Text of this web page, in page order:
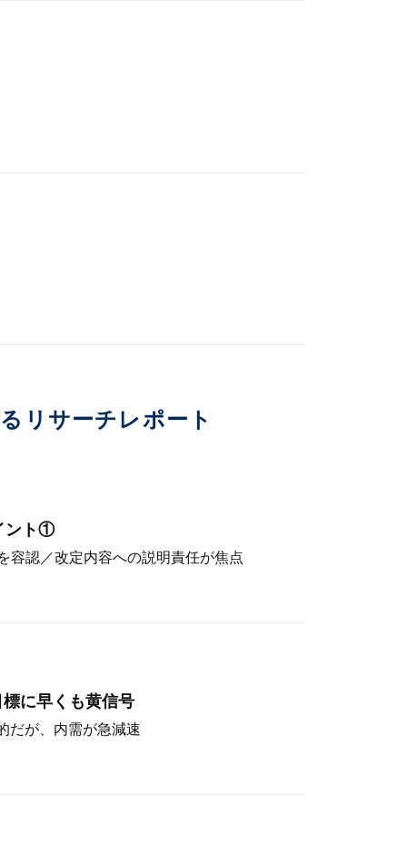
リサーチレポート
ント①
容認／改定内容への説明責任が焦点
に早くも黄信号
だが、内需が急減速